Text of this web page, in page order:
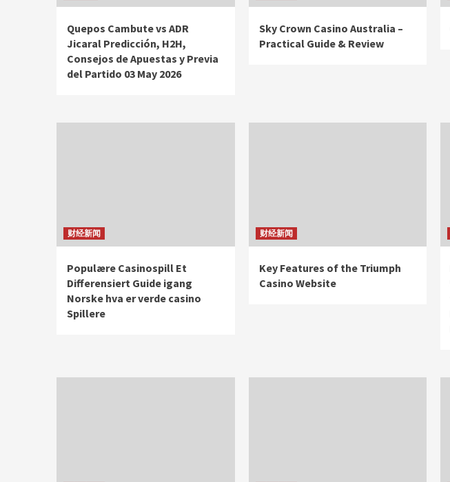
Quepos Cambute vs ADR
Jicaral Predicción, H2H,
Consejos de Apuestas y Previa
del Partido 03 May 2026
Sky Crown Casino Australia –
Practical Guide & Review
财经新闻
Populære Casinospill Et
Differensiert Guide igang
Norske hva er verde casino
Spillere
财经新闻
Key Features of the Triumph
Casino Website